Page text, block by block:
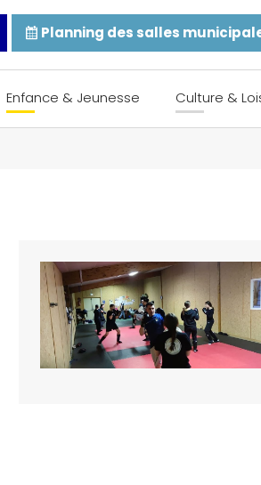
Planning des salles
Enfance & Jeunesse Culture &